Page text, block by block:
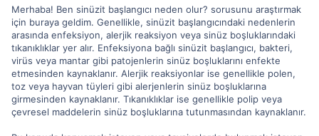
Merhaba! Ben sinüzit başlangıcı neden olur? sorusunu araştırmak
için buraya geldim. Genellikle, sinüzit başlangıcındaki nedenlerin
arasında enfeksiyon, alerjik reaksiyon veya sinüz boşluklarındaki
tıkanıklıklar yer alır. Enfeksiyona bağlı sinüzit başlangıcı, bakteri,
virüs veya mantar gibi patojenlerin sinüz boşluklarını enfekte
etmesinden kaynaklanır. Alerjik reaksiyonlar ise genellikle polen,
toz veya hayvan tüyleri gibi alerjenlerin sinüz boşluklarına
girmesinden kaynaklanır. Tıkanıklıklar ise genellikle polip veya
çevresel maddelerin sinüz boşluklarına tutunmasından kaynaklanır.